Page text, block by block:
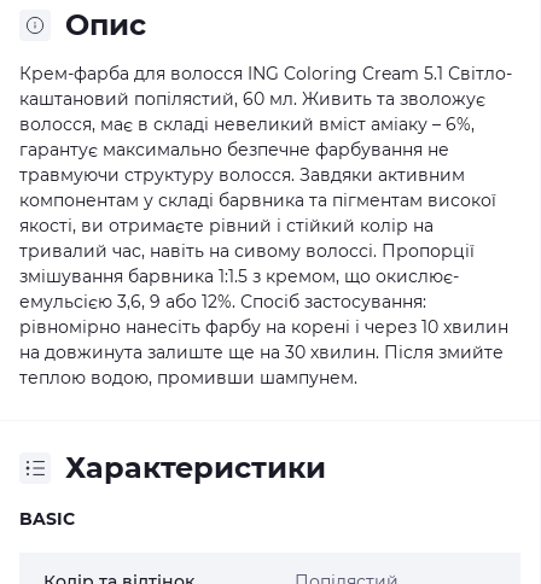
Опис
Крем-фарба для волосся ING Coloring Cream 5.1 Світло-
каштановий попілястий, 60 мл. Живить та зволожує
волосся, має в складі невеликий вміст аміаку – 6%,
гарантує максимально безпечне фарбування не
травмуючи структуру волосся. Завдяки активним
компонентам у складі барвника та пігментам високої
якості, ви отримаєте рівний і стійкий колір на
тривалий час, навіть на сивому волоссі. Пропорції
змішування барвника 1:1.5 з кремом, що окислює-
емульсією 3,6, 9 або 12%. Спосіб застосування:
рівномірно нанесіть фарбу на корені і через 10 хвилин
на довжинута залиште ще на 30 хвилин. Після змийте
теплою водою, промивши шампунем.
Характеристики
BASIC